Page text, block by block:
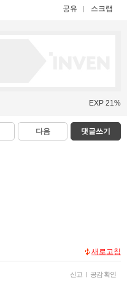
공유 스크랩
EXP 21%
다음 댓글쓰기
새로고침
신고 | 공감 확인